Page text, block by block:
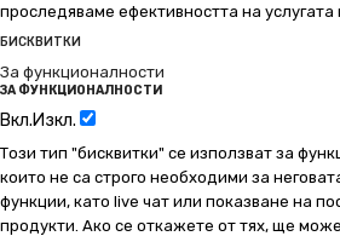
проследяваме ефективността на услугата
БИСКВИТКИ
За функционалности
ЗА ФУНКЦИОНАЛНОСТИ
Вкл.Изкл.
Този тип "бисквитки" се използват за
които не са строго необходими за
функции, като live чат или показване на
продукти. Ако се откажете от тях, ще